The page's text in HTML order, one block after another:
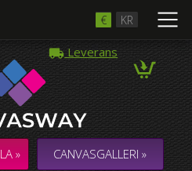
€ KR
Leverans
» CANVASGALLERI »
Foton
med flera foton